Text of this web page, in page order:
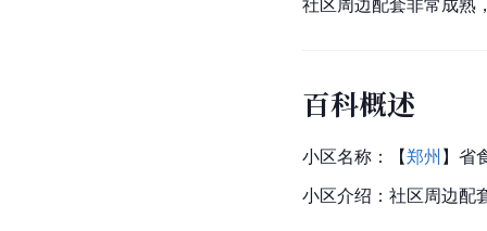
百科概述
小区名称：【郑州 】省
小区介绍：社区周边配